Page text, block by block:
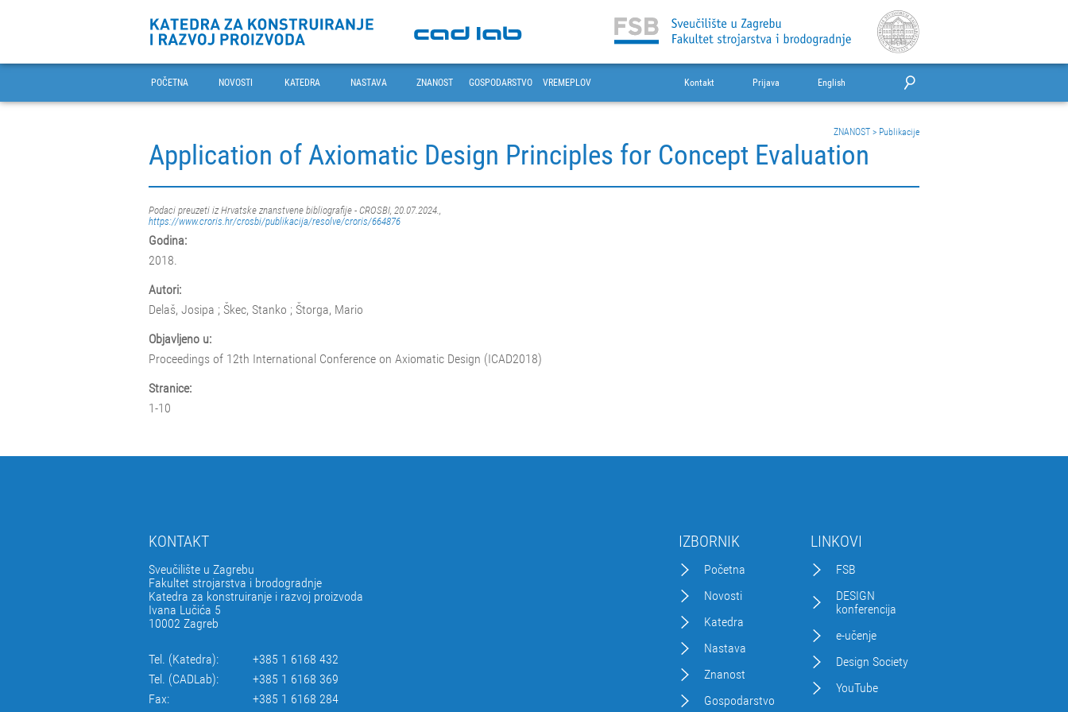
POČETNA NOVOSTI KATEDRA NASTAVA ZNANOST GOSPODARSTVO VREMEPLOV Kontakt Prijava English
ZNANOST > Publikacije
Application of Axiomatic Design Principles for Concept Evaluation
Podaci preuzeti iz Hrvatske znanstvene bibliografije - CROSBI, 20.07.2024.,
https://www.croris.hr/crosbi/publikacija/resolve/croris/664876
Godina:
2018.
Autori:
Delaš, Josipa ; Škec, Stanko ; Štorga, Mario
Objavljeno u:
Proceedings of 12th International Conference on Axiomatic Design (ICAD2018)
Stranice:
1-10
KONTAKT
Sveučilište u Zagrebu
Fakultet strojarstva i brodogradnje
Katedra za konstruiranje i razvoj proizvoda
Ivana Lučića 5
10002 Zagreb
Tel. (Katedra):
+385 1 6168 432
Tel. (CADLab):
+385 1 6168 369
Fax:
+385 1 6168 284
IZBORNIK
Početna
Novosti
Katedra
Nastava
Znanost
Gospodarstvo
LINKOVI
FSB
DESIGN
konferencija
e-učenje
Design Society
YouTube